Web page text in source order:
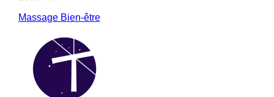
Massage Bien-être